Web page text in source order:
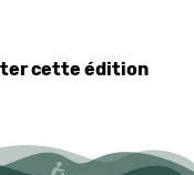
cette édition